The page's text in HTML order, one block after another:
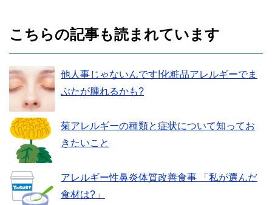
こちらの記事も読まれています
他人事じゃないんです!化粧品アレルギーでま
ぶたが腫れるかも?
菊アレルギーの種類と症状について知ってお
きたいこと
アレルギー性鼻炎体質改善食事 「私が選んだ
食材は?」